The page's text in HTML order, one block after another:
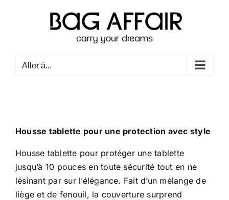
Aller à...
Housse tablette pour une protection avec style
Housse tablette pour protéger une tablette
jusqu’à 10 pouces en toute sécurité tout en ne
lésinant par sur l’élégance. Fait d’un mélange de
liège et de fenouil, la couverture surprend